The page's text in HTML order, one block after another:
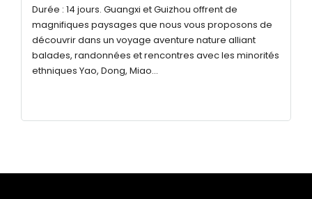
Durée : 14 jours. Guangxi et Guizhou offrent de
magnifiques paysages que nous vous proposons de
découvrir dans un voyage aventure nature alliant
balades, randonnées et rencontres avec les minorités
ethniques Yao, Dong, Miao...